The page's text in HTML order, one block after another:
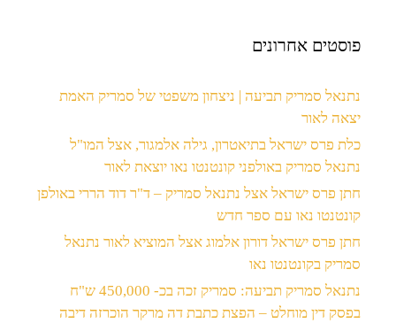
פוסטים אחרונים
נתנאל סמריק תביעה | ניצחון משפטי של סמריק האמת
יצאה לאור
כלת פרס ישראל בתיאטרון, גילה אלמגור, אצל המו"ל
נתנאל סמריק באולפני קונטנטו נאו יוצאת לאור
חתן פרס ישראל אצל נתנאל סמריק – ד"ר דוד הררי באולפן
קונטנטו נאו עם ספר חדש
חתן פרס ישראל דורון אלמוג אצל המוציא לאור נתנאל
סמריק בקונטנטו נאו
נתנאל סמריק תביעה: סמריק זכה בכ- 450,000 ש"ח
בפסק דין מוחלט – הפצת כתבת דה מרקר הוכרזה דיבה